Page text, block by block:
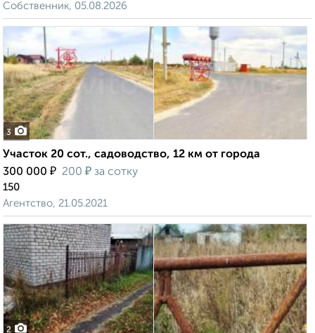
Собственник, 05.08.2026
3
Участок 20 сот., садоводство, 12 км от города
300 000 ₽ 200 ₽ за сотку
150
Агентство, 21.05.2021
2